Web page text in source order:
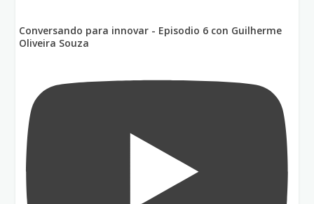
Conversando para innovar - Episodio 6 con Guilherme
Oliveira Souza